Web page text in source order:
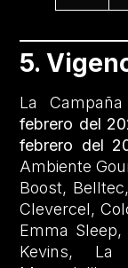
5.
La
febrero del
febrero del
Ambiente
Boost,
Clevercel,
Emma
Kevins, La